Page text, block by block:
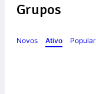
Grupos
Novos Ativo Popular